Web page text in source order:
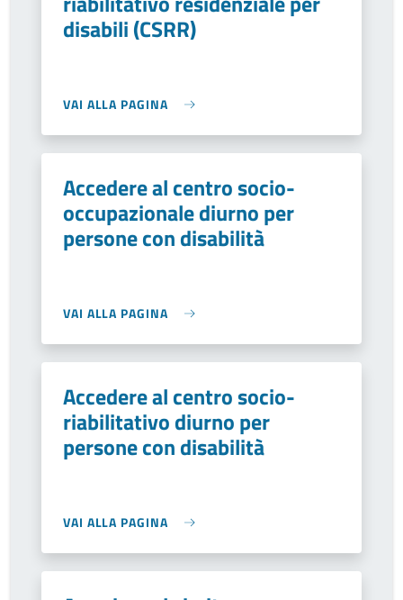
disabili (CSRR)
VAI ALLA PAGINA
Accedere al centro socio-
occupazionale diurno per
persone con disabilità
VAI ALLA PAGINA
Accedere al centro socio-
riabilitativo diurno per
persone con disabilità
VAI ALLA PAGINA